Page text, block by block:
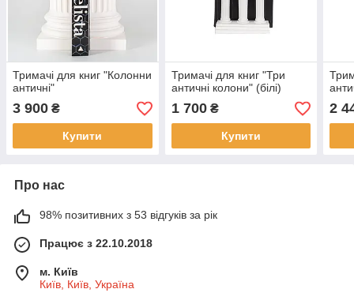
Тримачі для книг "Колонни
античні"
3 900 ₴
Купити
Тримачі для книг "Три
античні колони" (білі)
1 700₴
Купити
2
Про нас
98% позитивних з 53 відгуків за рік
Працює з 22.10.2018
м. Київ
Київ, Київ, Україна